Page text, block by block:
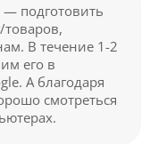
— подготовить
В течение 1-2
его в
А благодаря
смотреться